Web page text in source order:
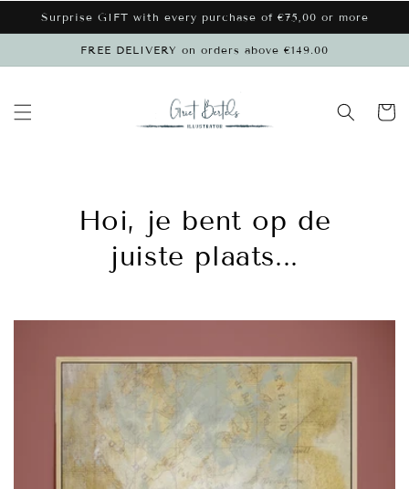
Skip to
content
Surprise GIFT with every purchase of €75,00 or more
FREE DELIVERY on orders above €149.00
Cart
Hoi, je bent op de
juiste plaats...